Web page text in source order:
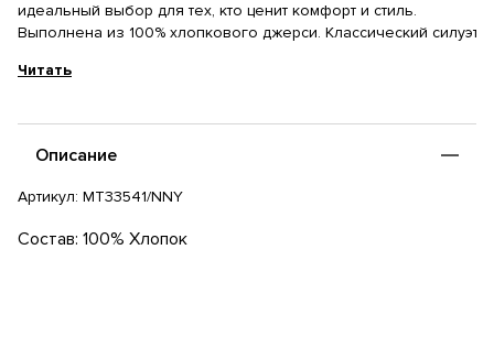
идеальный выбор для тех, кто ценит комфорт и стиль.
Выполнена из 100% хлопкового джерси. Классический
Читать
Описание
Артикул: MT33541/NNY
Состав: 100% Хлопок